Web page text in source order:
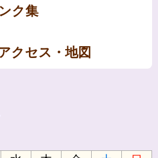
ク集
クセス・地図